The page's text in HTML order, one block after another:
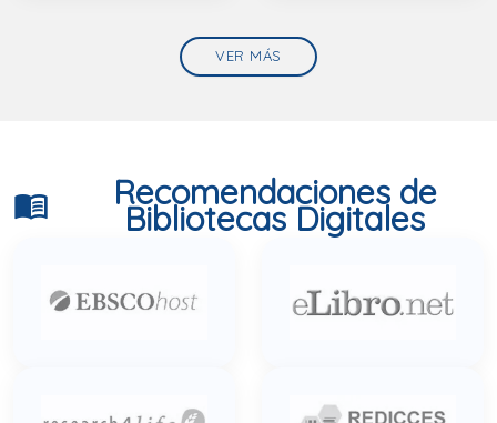
VER MÁS
menu_book Recomendaciones de
Bibliotecas Digitales